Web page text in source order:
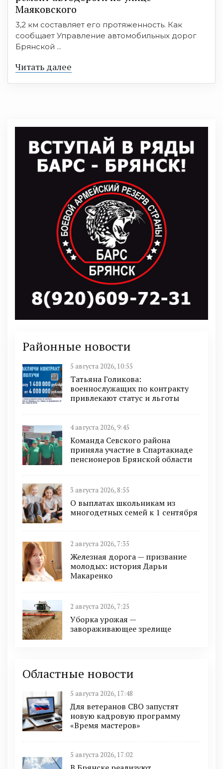
Маяковского
3,2 км составляет его протяженность. Как
сообщает Управление автомобильных дорог
Брянской ...
Читать далее
Районные новости
5 августа 2026, 10:55
Татьяна Голикова:
военнослужащих по контракту
привлекают статус и льготы
4 августа 2026, 9:45
Команда Севского района
приняла участие в Спартакиаде
пенсионеров Брянской области
3 августа 2026, 8:55
О выплатах школьникам из
многодетных семей к 1 сентября
2 августа 2026, 7:35
Железная дорога — призвание
молодых: история Дарьи
Макаренко
2 августа 2026, 7:25
Уборка урожая —
завораживающее зрелище
Областные новости
5 августа 2026, 17:48
Для ветеранов СВО запустят
новую кадровую программу
«Время мастеров»
5 августа 2026, 17:02